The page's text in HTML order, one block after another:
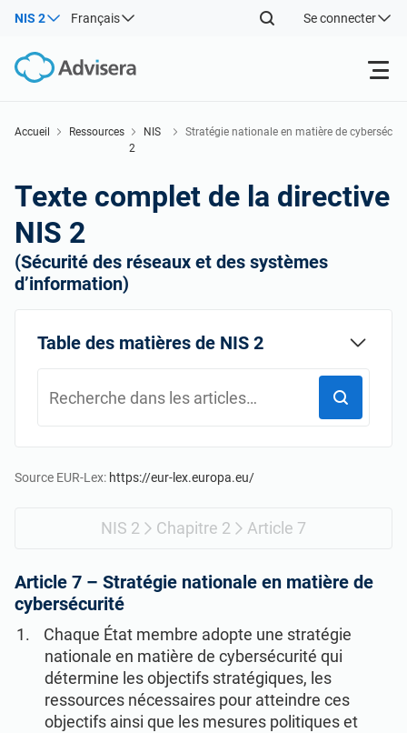
NIS 2 Français Se connecter
DORA
ISO 42001
ISO 9001
ISO 14001
ISO 45001
ISO 13485
RDM UE
Back
Par où commencer
Autre
Industries
Back
Consultants
Entreprises informatiques et SaaS
Fabrication
Transport et distribution
Éducation
Télécommunications
Banque et finance
À propos de nous
Nous contacter
Accueil Ressources
NIS
2
Stratégie nationale en matière de cyberséc
Texte complet de la directive
NIS 2
(Sécurité des réseaux et des systèmes
d’information)
Table des matières de NIS 2
Source EUR-Lex: https://eur-lex.europa.eu/
NIS 2 Chapitre 2 Article 7
Article 7 – Stratégie nationale en matière de
cybersécurité
Chaque État membre adopte une stratégie
nationale en matière de cybersécurité qui
détermine les objectifs stratégiques, les
ressources nécessaires pour atteindre ces
objectifs ainsi que les mesures politiques et